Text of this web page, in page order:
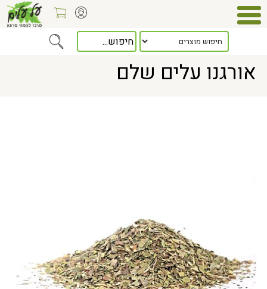
> אורגנו עלים שלם
אורגנו עלים שלם